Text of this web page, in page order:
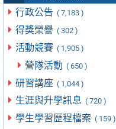
行政公告 ( 7,183 )
得獎榮譽 ( 302 )
活動競賽 ( 1,905 )
營隊活動 ( 650 )
研習講座 ( 1,044 )
生涯與升學訊息 ( 720 )
學生學習歷程檔案 ( 159 )